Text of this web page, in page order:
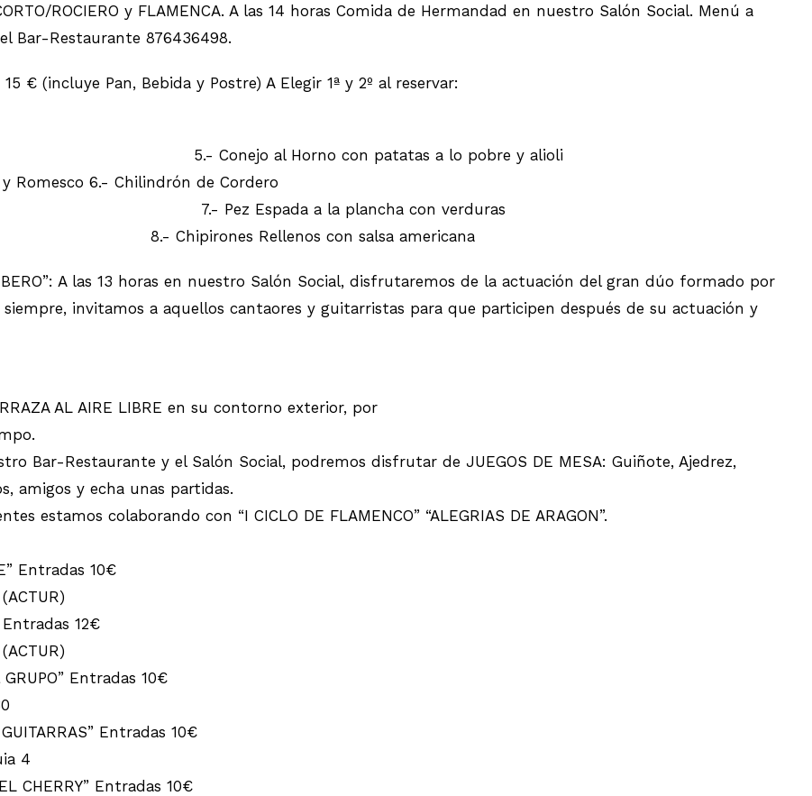
ROCIERO y FLAMENCA. A las 14 horas Comida de Hermandad en nuestro Salón Social. Menú a
el Bar-Restaurante 876436498.
15 € (incluye Pan, Bebida y Postre) A Elegir 1ª y 2º al reservar:
al Horno con patatas a lo pobre y alioli
Romesco 6.- Chilindrón de Cordero
a la plancha con verduras
8.- Chipirones Rellenos con salsa americana
A las 13 horas en nuestro Salón Social, disfrutaremos de la actuación del gran dúo formado por
siempre, invitamos a aquellos cantaores y guitarristas para que participen después de su actuación y
AL AIRE LIBRE en su contorno exterior, por
Bar-Restaurante y el Salón Social, podremos disfrutar de JUEGOS DE MESA: Guiñote, Ajedrez,
amigos y echa unas partidas.
estamos colaborando con “I CICLO DE FLAMENCO” “ALEGRIAS DE ARAGON”.
Entradas 10€
Entradas 12€
Entradas 10€
Entradas 10€
4
CHERRY” Entradas 10€